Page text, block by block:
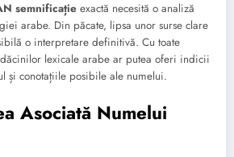
semnificație exactă necesită o analiză
arabe. Din păcate, lipsa unor surse clare
o interpretare definitivă. Cu toate
lexicale arabe ar putea oferi indicii
și conotațiile posibile ale numelui.
Asociată Numelui